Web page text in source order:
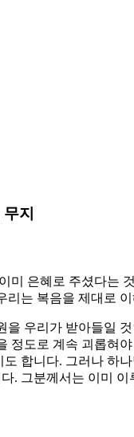
지
미 은혜로 주셨다는
는 복음을 제대로
우리가 받아들일
정도로 계속 괴롭혀
합니다. 그러나 하
. 그분께서는 이미